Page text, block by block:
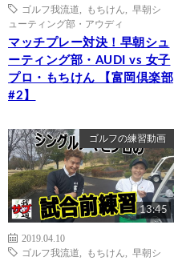
ゴルフ我流道
もちけん
早朝シ
ューティング部・アウディ
マッチプレー対決！早朝シュ
ーティング部・AUDI vs 女子
プロ・もちけん 【富岡倶楽部
#2】
ゴルフの練習動画
13:45
2019.04.10
ゴルフ我流道
もちけん
早朝シ